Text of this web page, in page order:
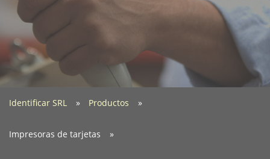
Identificar SRL Productos
Impresoras de tarjetas